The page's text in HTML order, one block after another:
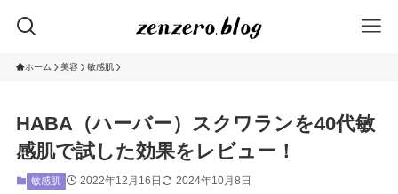
ホーム 美容 敏感肌
HABA（ハーバー）スクワランを40代敏
感肌で試した効果をレビュー！
敏感肌 2022年12月16日 2024年10月8日